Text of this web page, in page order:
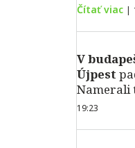
Čítať viac |
V
Újpest
Namerali
19:23